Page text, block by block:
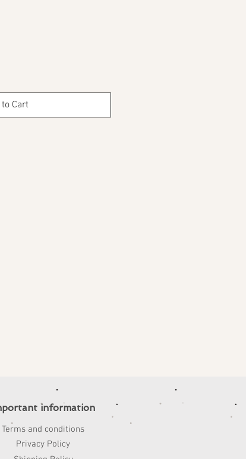
Cart
information
Terms and conditions
Privacy Policy